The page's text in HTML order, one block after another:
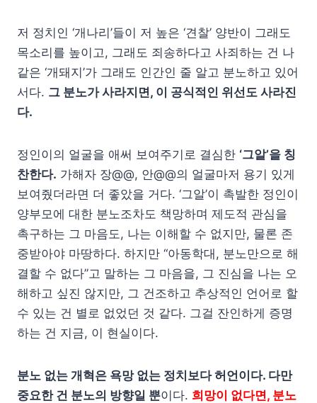
저 정치인 ‘개나리’들이 저 높은 ‘견찰’ 양반이 그래도
목소리를 높이고, 그래도 죄송하다고 사죄하는 건 나
같은 ‘개돼지’가 그래도 인간인 줄 알고 분노하고 있어
서다. 그 분노가 사라지면, 이 공식적인 위선도 사라진
다.
정인이의 얼굴을 애써 보여주기로 결심한 ‘그알’을 칭
찬한다. 가해자 장@@, 안@@의 얼굴마저 용기 있게
보여줬더라면 더 좋았을 거다. ‘그알’이 촉발한 정인이
양부모에 대한 분노조차도 책망하며 제도적 관심을
촉구하는 그 마음도, 나는 이해할 수 없지만, 물론 존
중받아야 마땅하다. 하지만 “아동학대, 분노만으로 해
결할 수 없다”고 말하는 그 마음을, 그 진심을 나는 오
해하고 싶진 않지만, 그 건조하고 추상적인 언어로 할
수 있는 건 별로 없었던 것 같다. 그걸 잔인하게 증명
하는 건 지금, 이 현실이다.
분노 없는 개혁은 욕망 없는 정치보다 허언이다. 다만
중요한 건 분노의 방향일 뿐이다. 희망이 없다면, 분노